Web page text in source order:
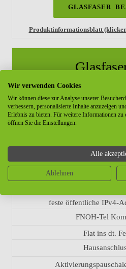
GLASFASER
Produktinformationsblatt
69,95
Upload 300
Internet
Plus-Upgrade-
feste öffentliche IPv4-
FNOH-Tel
Flat ins dt.
Wir verwenden Cookies
Wir können diese zur Analyse unserer
verbessern, personalisierte Inhalte anzuzeigen
Erlebnis zu bieten. Für weitere Informationen zu
öffnen Sie die Einstellungen.
Alle
Ablehnen